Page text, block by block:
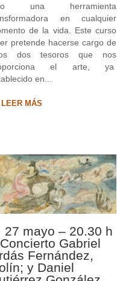
una herramienta
en cualquier
de la vida. Este curso
pretende hacerse cargo de
dos tesoros que nos
el arte, ya
en...
LEER MÁS
27 mayo – 20.30 h
Gabriel
Fernández,
y Daniel